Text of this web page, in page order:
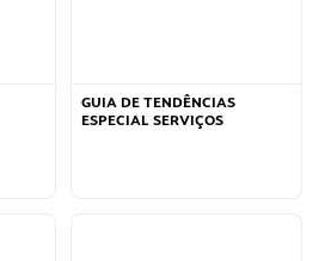
GUIA DE TENDÊNCIAS
ESPECIAL SERVIÇOS